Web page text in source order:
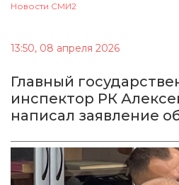
Новости СМИ2
13:50, 08 апреля 2026
Главный
инспектор РК
написал заявление